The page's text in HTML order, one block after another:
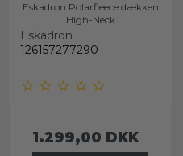
Eskadron Polarfleece dækken
High-Neck
Eskadron
126157277290
1.299,00 DKK